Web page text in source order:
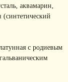
аквамарин,
с родиевым